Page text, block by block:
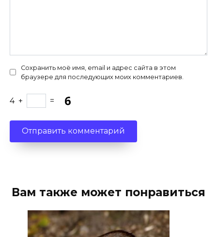
Сохранить моё имя, email и адрес сайта в этом
браузере для последующих моих комментариев.
4 + =
Вам также может понравиться